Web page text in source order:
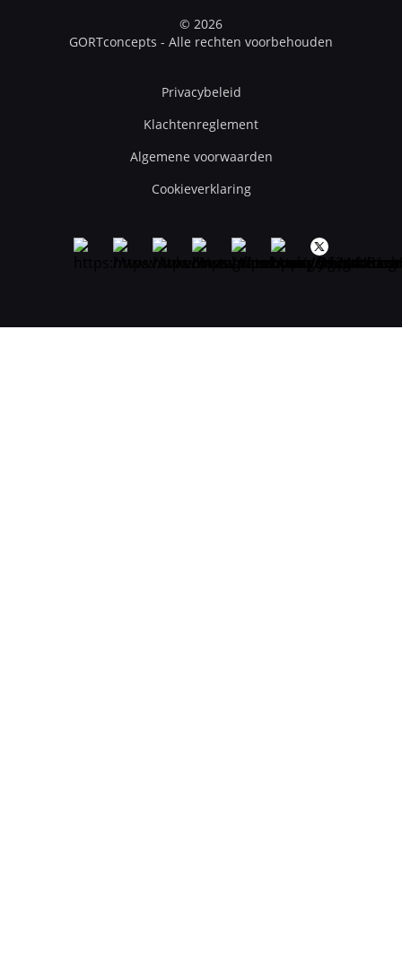
© 2026
GORTconcepts - Alle rechten voorbehouden
Privacybeleid
Klachtenreglement
Algemene voorwaarden
Cookieverklaring